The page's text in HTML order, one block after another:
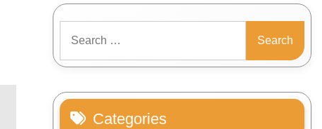
for:
Categories